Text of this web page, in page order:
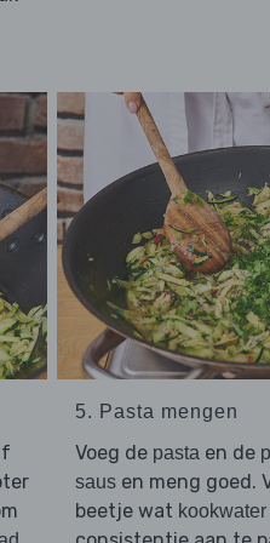
5. Pasta mengen
Voeg de pasta en de
sausen meng goed.
beetje wat kookwater